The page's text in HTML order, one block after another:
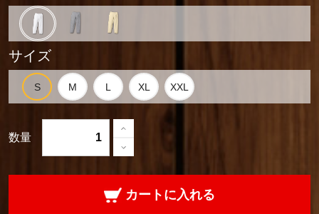
サイズ
数量
カートに入れる